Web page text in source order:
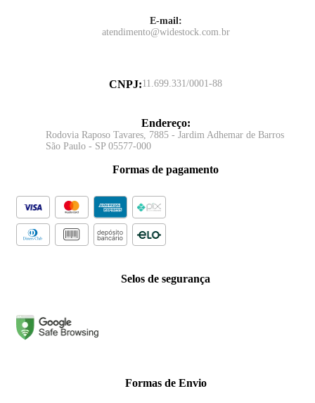
E-mail:
atendimento@widestock.com.br
CNPJ:11.699.331/0001-88
Endereço:
Rodovia Raposo Tavares, 7885 - Jardim Adhemar de Barros
São Paulo - SP 05577-000
Formas de pagamento
Selos de segurança
Formas de Envio